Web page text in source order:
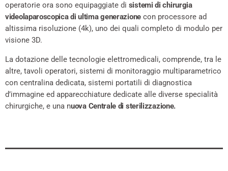
operatorie ora sono equipaggiate di sistemi di chirurgia
videolaparoscopica di ultima generazione con processore ad
altissima risoluzione (4k), uno dei quali completo di modulo per
visione 3D.
La dotazione delle tecnologie elettromedicali, comprende, tra le
altre, tavoli operatori, sistemi di monitoraggio multiparametrico
con centralina dedicata, sistemi portatili di diagnostica
d’immagine ed apparecchiature dedicate alle diverse specialità
chirurgiche, e una nuova Centrale di sterilizzazione.